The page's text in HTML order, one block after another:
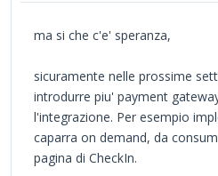
ma si che c'e' speranza,
sicuramente nelle prossime
introdurre piu' payment
l'integrazione. Per esempio
caparra on demand, da
pagina di CheckIn.